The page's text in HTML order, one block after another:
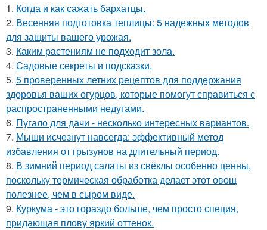
1. Когда и как сажать бархатцы.
2. Весенняя подготовка теплицы: 5 надежных методов
для защиты вашего урожая.
3. Каким растениям не подходит зола.
4. Садовые секреты и подсказки.
5. 5 проверенных летних рецептов для поддержания
здоровья ваших огурцов, которые помогут справиться с
распространенными недугами.
6. Пугало для дачи - несколько интересных вариантов.
7. Мыши исчезнут навсегда: эффективный метод
избавления от грызунов на длительный период.
8. В зимний период салаты из свёклы особенно ценны,
поскольку термическая обработка делает этот овощ
полезнее, чем в сыром виде.
9. Куркума - это гораздо больше, чем просто специя,
придающая плову яркий оттенок.